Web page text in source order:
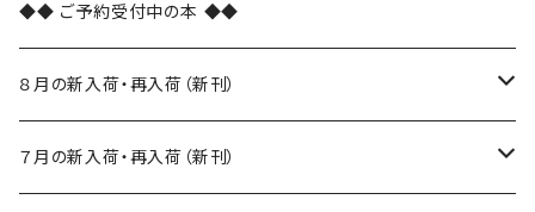
◆◆ ご予約受付中の本 ◆◆
８月の新入荷・再入荷（新刊）
新入荷
７月の新入荷・再入荷（新刊）